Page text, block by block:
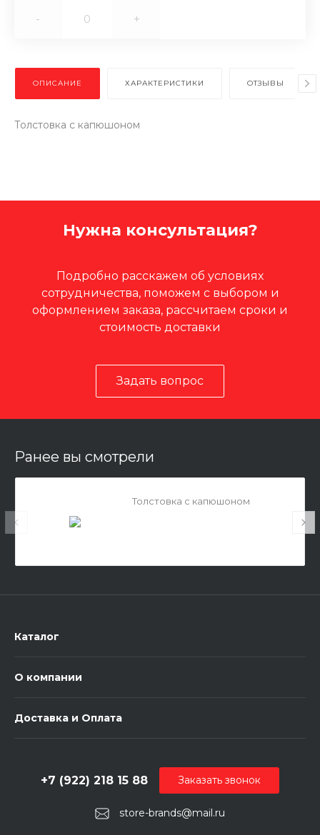
- +
ОПИСАНИЕ ХАРАКТЕРИСТИКИ ОТЗЫВЫ
Толстовка с капюшоном
Нужна консультация?
Подробно расскажем об условиях
сотрудничества, поможем с выбором и
оформлением заказа, рассчитаем сроки и
стоимость доставки
Задать вопрос
Ранее вы смотрели
Толстовка с капюшоном
Каталог
О компании
Доставка и Оплата
store-brands@mail.ru
+7 (922) 218 15 88 Заказать звонок